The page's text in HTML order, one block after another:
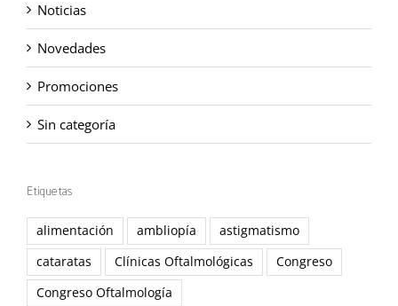
Noticias
Novedades
Promociones
Sin categoría
Etiquetas
alimentación ambliopía
astigmatismo
cataratas
Clínicas Oftalmológicas
Congreso
Congreso Oftalmología